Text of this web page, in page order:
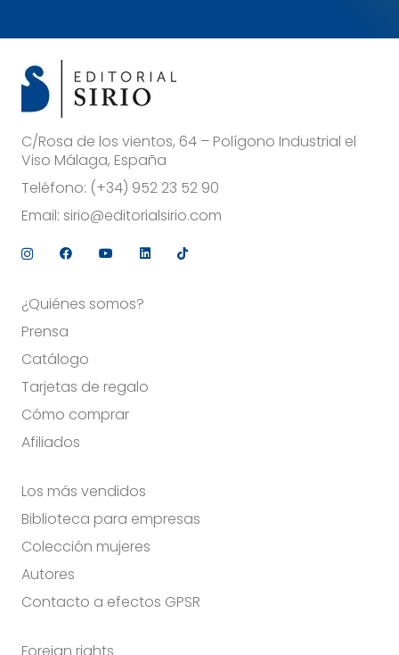
C/Rosa de los vientos, 64 – Polígono Industrial el
Viso Málaga, España
Teléfono: (+34) 952 23 52 90
Email: sirio@editorialsirio.com
¿Quiénes somos?
Prensa
Catálogo
Tarjetas de regalo
Cómo comprar
Afiliados
Los más vendidos
Biblioteca para empresas
Colección mujeres
Autores
Contacto a efectos GPSR
Foreign rights